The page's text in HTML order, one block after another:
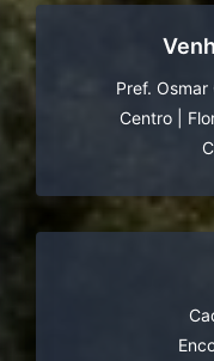
Pref. Osmar
Centro